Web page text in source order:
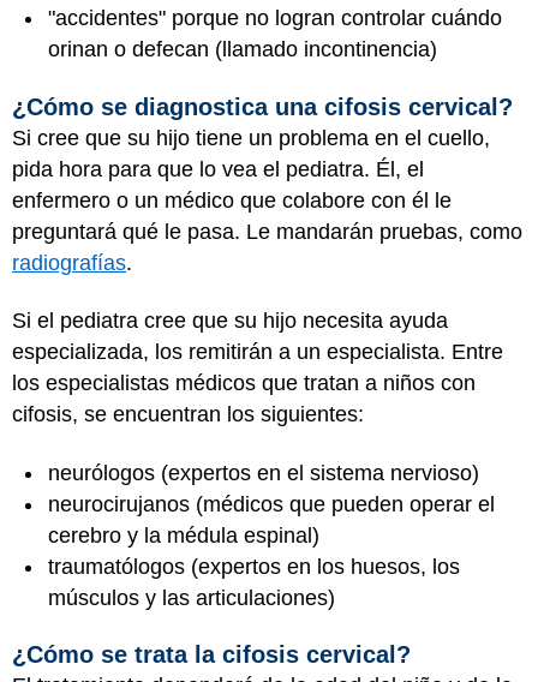
"accidentes" porque no logran controlar cuándo
orinan o defecan (llamado incontinencia)
¿Cómo se diagnostica una cifosis cervical?
Si cree que su hijo tiene un problema en el cuello,
pida hora para que lo vea el pediatra. Él, el
enfermero o un médico que colabore con él le
preguntará qué le pasa. Le mandarán pruebas, como
radiografías.
Si el pediatra cree que su hijo necesita ayuda
especializada, los remitirán a un especialista. Entre
los especialistas médicos que tratan a niños con
cifosis, se encuentran los siguientes:
neurólogos (expertos en el sistema nervioso)
neurocirujanos (médicos que pueden operar el
cerebro y la médula espinal)
traumatólogos (expertos en los huesos, los
músculos y las articulaciones)
¿Cómo se trata la cifosis cervical?